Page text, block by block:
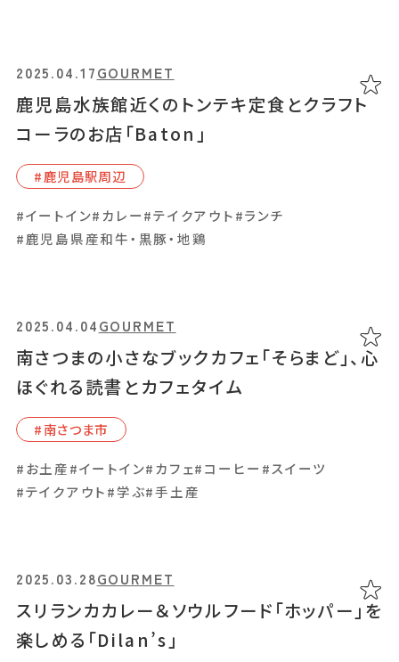
鹿児島水族館近くのトンテキ定食とクラフト
コーラのお店「Baton」
2025.04.17GOURMET
#鹿児島駅周辺
#イートイン#カレー#テイクアウト#ランチ
#鹿児島県産和牛・黒豚・地鶏
南さつまの小さなブックカフェ「そらまど」、心
ほぐれる読書とカフェタイム
2025.04.04GOURMET
#南さつま市
#お土産#イートイン#カフェ#コーヒー #スイーツ
#テイクアウト#学ぶ#手土産
スリランカカレー＆ソウルフード「ホッパー」を
楽しめる「Dilan’s」
2025.03.28GOURMET
#イートイン#カフェ#スイーツ
「anchi coffee」コーヒーをさらに身近に感
じられるスペシャルティコーヒー専門店
素材の味を最大限に引き出す「燻製屋
GOFUKU」の燻製
2025.02.26GOURMET
#天⽂館周辺
心ときめくグルテンフリースイーツを楽しめ
2025.02.20GOURMET